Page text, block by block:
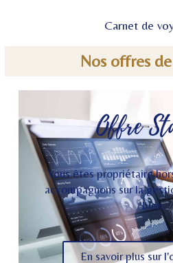
Carnet de
Nos offres
Offre
Vous êtes propriétaire
accompagnons sur la
bien.
En savoir plus sur